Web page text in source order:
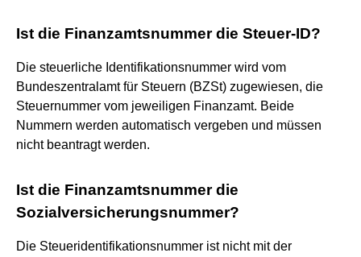
Ist die Finanzamtsnummer die Steuer-ID?
Die steuerliche Identifikationsnummer wird vom
Bundeszentralamt für Steuern (BZSt) zugewiesen, die
Steuernummer vom jeweiligen Finanzamt. Beide
Nummern werden automatisch vergeben und müssen
nicht beantragt werden.
Ist die Finanzamtsnummer die
Sozialversicherungsnummer?
Die Steueridentifikationsnummer ist nicht mit der